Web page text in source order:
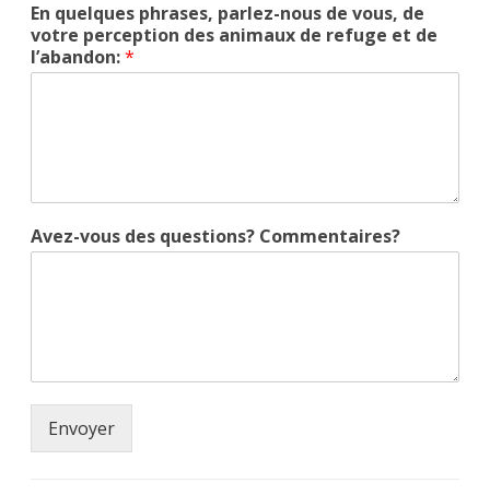
En quelques phrases, parlez-nous de vous, de
votre perception des animaux de refuge et de
l’abandon:*
Avez-vous des questions? Commentaires?
Envoyer